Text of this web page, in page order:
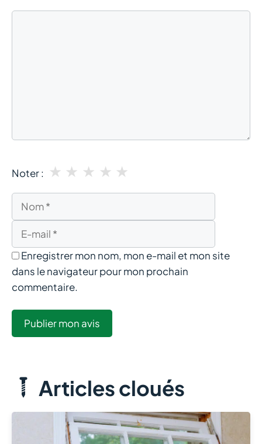
Noter : ★
★
★
★
★
Nom
mail
Enregistrer mon nom, mon e-mail et mon site
dans le navigateur pour mon prochain
commentaire.
Articles cloués